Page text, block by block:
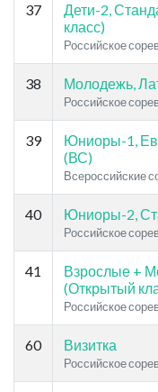
37
Дети-2,
класс)
Российское
38 Молодежь,
Российское
39
Юниоры-1,
(ВС)
Всероссийские
40 Юниоры-2,
Российское
41
Взрослые +
(Открытый
Российское
60 Визитка
Российское